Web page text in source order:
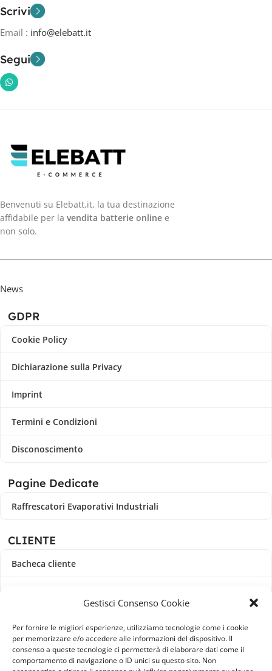
Gestisci Consenso Cookie
Per fornire le migliori esperienze, utilizziamo tecnologie come i cookie
per memorizzare e/o accedere alle informazioni del dispositivo. Il
consenso a queste tecnologie ci permetterà di elaborare dati come il
comportamento di navigazione o ID unici su questo sito. Non
Scrivi
Email : info@elebatt.it
Segui
Benvenuti su Elebatt.it, la tua destinazione
affidabile per la vendita batterie online e
non solo.
News
GDPR
Cookie Policy
Dichiarazione sulla Privacy
Imprint
Termini e Condizioni
Disconoscimento
Pagine Dedicate
Raffrescatori Evaporativi Industriali
CLIENTE
Bacheca cliente
Indirizzi